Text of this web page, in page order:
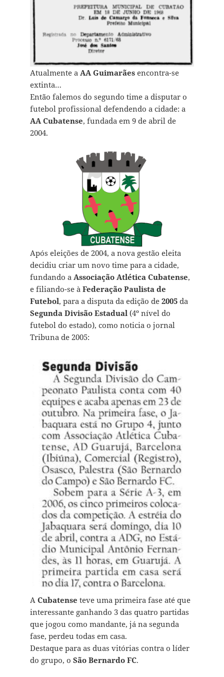
Atualmente a AA Guimarãesencontra-se
extinta…
Então falemos do segundo time a disputar o
futebol profissional defendendo a cidade: a
AA Cubatense, fundada em 9 de abril de
2004.
Após eleições de 2004, a nova gestão eleita
decidiu criar um novo time para a cidade,
fundando a Associação Atlética Cubatense,
e filiando-se à Federação Paulista de
Futebol, para a disputa da edição de 2005da
Segunda Divisão Estadual(4º nível do
futebol do estado), como noticia o jornal
Tribuna de 2005:
A Cubatense teve uma primeira fase até que
interessante ganhando 3 das quatro partidas
que jogou como mandante, já na segunda
fase, perdeu todas em casa.
Destaque para as duas vitórias contra o líder
do grupo, o São Bernardo FC.